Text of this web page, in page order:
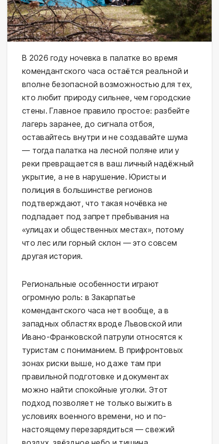
В 2026 году ночевка в палатке во время
комендантского часа остаётся реальной и
вполне безопасной возможностью для тех,
кто любит природу сильнее, чем городские
стены. Главное правило простое: разбейте
лагерь заранее, до сигнала отбоя,
оставайтесь внутри и не создавайте шума
— тогда палатка на лесной поляне или у
реки превращается в ваш личный надёжный
укрытие, а не в нарушение. Юристы и
полиция в большинстве регионов
подтверждают, что такая ночёвка не
подпадает под запрет пребывания на
«улицах и общественных местах», потому
что лес или горный склон — это совсем
другая история.
Региональные особенности играют
огромную роль: в Закарпатье
комендантского часа нет вообще, а в
западных областях вроде Львовской или
Ивано-Франковской патрули относятся к
туристам с пониманием. В прифронтовых
зонах риски выше, но даже там при
правильной подготовке и документах
можно найти спокойные уголки. Этот
подход позволяет не только выжить в
условиях военного времени, но и по-
настоящему перезарядиться — свежий